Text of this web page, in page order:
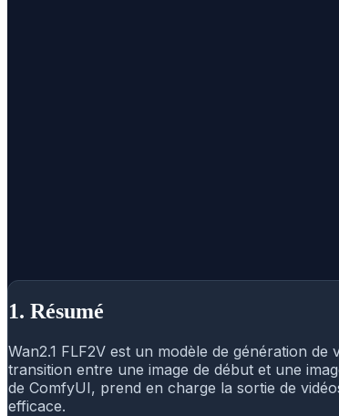
1. Résumé
Wan2.1 FLF2V est un modèle de génération
transition entre une image de début et une
de ComfyUI, prend en charge la sortie de
efficace.